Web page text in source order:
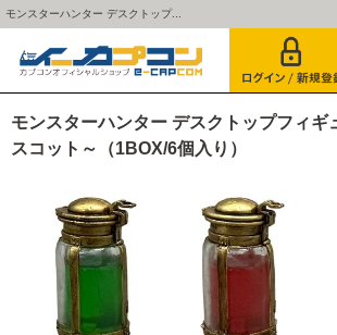
モンスターハンター デスクトップ...
モンスターハンター デスクトップフィギ
スコット～（1BOX/6個入り）